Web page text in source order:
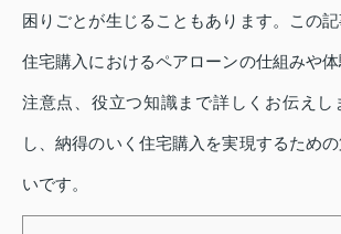
困りごとが生じることもあります。この
住宅購入におけるペアローンの仕組みや体
注意点、役立つ知識まで詳しくお伝えし
し、納得のいく住宅購入を実現するため
いです。